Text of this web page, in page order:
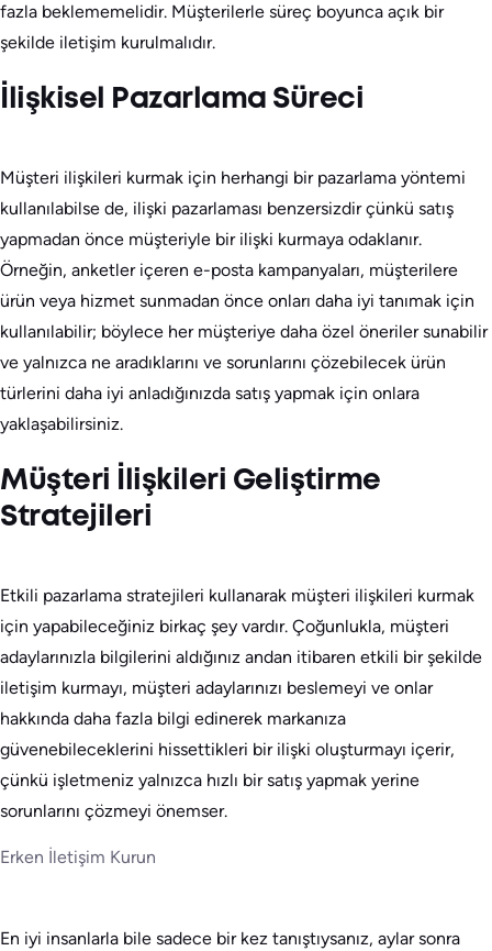
fazla beklememelidir. Müşterilerle süreç boyunca açık bir
şekilde iletişim kurulmalıdır.
İlişkisel Pazarlama Süreci
Müşteri ilişkileri kurmak için herhangi bir pazarlama yöntemi
kullanılabilse de, ilişki pazarlaması benzersizdir çünkü satış
yapmadan önce müşteriyle bir ilişki kurmaya odaklanır.
Örneğin, anketler içeren e-posta kampanyaları, müşterilere
ürün veya hizmet sunmadan önce onları daha iyi tanımak için
kullanılabilir; böylece her müşteriye daha özel öneriler sunabilir
ve yalnızca ne aradıklarını ve sorunlarını çözebilecek ürün
türlerini daha iyi anladığınızda satış yapmak için onlara
yaklaşabilirsiniz.
Müşteri İlişkileri Geliştirme
Stratejileri
Etkili pazarlama stratejileri kullanarak müşteri ilişkileri kurmak
için yapabileceğiniz birkaç şey vardır. Çoğunlukla, müşteri
adaylarınızla bilgilerini aldığınız andan itibaren etkili bir şekilde
iletişim kurmayı, müşteri adaylarınızı beslemeyi ve onlar
hakkında daha fazla bilgi edinerek markanıza
güvenebileceklerini hissettikleri bir ilişki oluşturmayı içerir,
çünkü işletmeniz yalnızca hızlı bir satış yapmak yerine
sorunlarını çözmeyi önemser.
Erken İletişim Kurun
En iyi insanlarla bile sadece bir kez tanıştıysanız, aylar sonra